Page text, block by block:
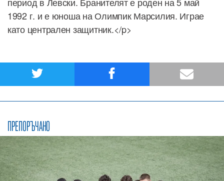
1992 г. и е юноша на Олимпик Марсилия. Играе
като централен защитник.</p>
ПРЕПОРЪЧАНО